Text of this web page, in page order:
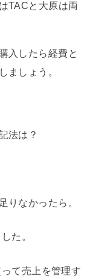
TACと大原は両
入したら経費と
ましょう。
法は？
りなかったら。
た。
て売上を管理す